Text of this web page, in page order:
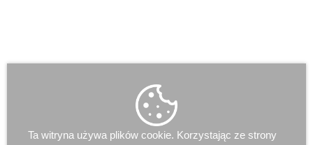
Ta witryna używa plików cookie. Korzystając ze strony